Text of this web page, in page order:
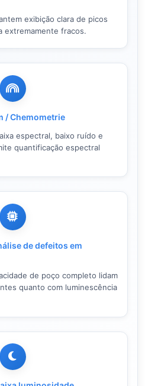
exibição clara de picos
extremamente fracos.
/ Chemometrie
espectral, baixo ruído e
quantificação espectral
de defeitos em
de poço completo lidam
quanto com luminescência